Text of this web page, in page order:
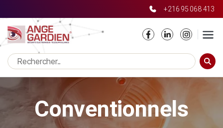
+216 95 068 413
: Only variables should be passed by reference in
/home/moovprh/angegardien/wp-
content/themes/angegardien/single-produit.php
Conventionnels